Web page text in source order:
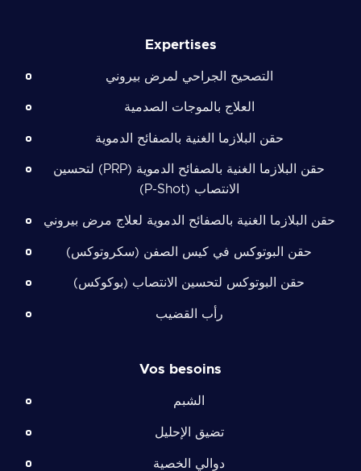
Expertises
التصحيح الجراحي لمرض بيروني
العلاج بالموجات الصدمية
حقن البلازما الغنية بالصفائح الدموية
حقن البلازما الغنية بالصفائح الدموية (PRP) لتحسين
الانتصاب (P-Shot)
حقن البلازما الغنية بالصفائح الدموية لعلاج مرض بيروني
حقن البوتوكس في كيس الصفن (سكروتوكس)
حقن البوتوكس لتحسين الانتصاب (بوكوكس)
رأب القضيب
Vos besoins
الشبم
تضيق الإحليل
دوالي الخصية